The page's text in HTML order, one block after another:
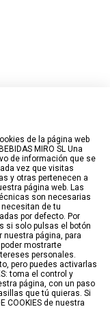
de la página web
MIRO SL Una
de información que se
vez que visitas
y otras pertenecen a
página web. Las
son necesarias
necesitan de tu
por defecto. Por
si solo pulsas el botón
nuestra página, para
mostrarte
personales.
pero puedes activarlas
toma el control y
página, con un paso
que tú quieras. Si
COOKIES de nuestra